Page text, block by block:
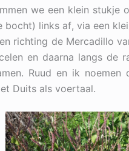
we een klein
bocht) links af, via een
richting de Mercadillo
en daarna langs
Ruud en ik
Duits als voertaal.